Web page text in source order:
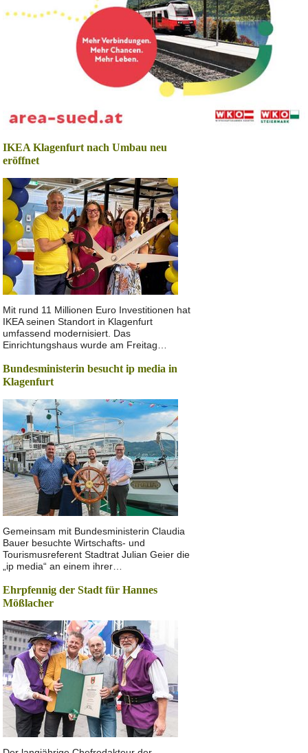
IKEA Klagenfurt nach Umbau neu
eröffnet
Mit rund 11 Millionen Euro Investitionen hat
IKEA seinen Standort in Klagenfurt
umfassend modernisiert. Das
Einrichtungshaus wurde am Freitag…
Bundesministerin besucht ip media in
Klagenfurt
Gemeinsam mit Bundesministerin Claudia
Bauer besuchte Wirtschafts- und
Tourismusreferent Stadtrat Julian Geier die
„ip media“ an einem ihrer…
Ehrpfennig der Stadt für Hannes
Mößlacher